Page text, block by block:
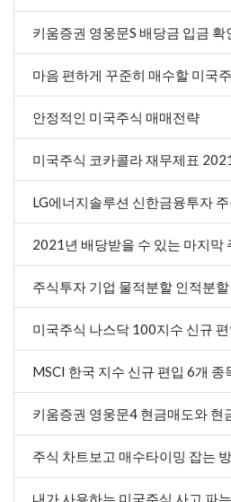
키움증권 영웅문S 배당금 입금 확
마음 편하게 꾸준히 매수할 미국
안정적인 미국주식 매매전략
미국주식 코카콜라 재무제표
LG에너지솔루션 신한금융투자
2021년 배당받을 수 있는 마지막
주식투자 기업 물적분할 인적분
미국주식 나스닥 100지수 신규
MSCI 한국 지수 신규 편입 6개 종
키움증권 영웅문4 현금매도와 현
주식 차트보고 매수타이밍 잡는
내가 사용하는 미국주식 사고 파